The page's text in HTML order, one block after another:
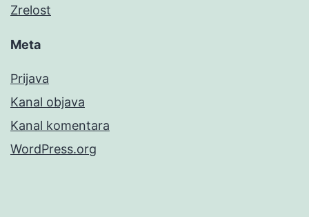
Zrelost
Meta
Prijava
Kanal objava
Kanal komentara
WordPress.org